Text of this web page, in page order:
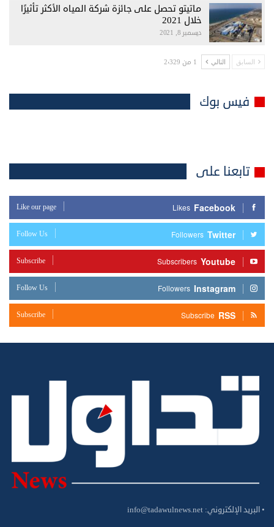
ماتيتو تحصل على جائزة شركة المياه الأكثر تأثيرًا
خلال 2021
ديسمبر 8, 2021
السابق التالي 1 من 2٬329
فيس بوك
تابعنا على
Facebook
Likes
Like our page
Twitter
Followers
Follow Us
Youtube
Subscribers
Subscribe
Instagram
Followers
Follow Us
RSS
Subscribe
Subscribe
• البريد الإلكتروني: info@tadawulnews.net